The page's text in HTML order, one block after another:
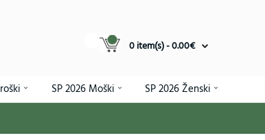
0 item(s) - 0.00€
SP 2026 Moški SP 2026 Ženski